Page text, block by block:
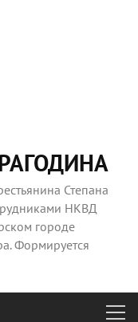
Степана
НКВД
городе
Формируется